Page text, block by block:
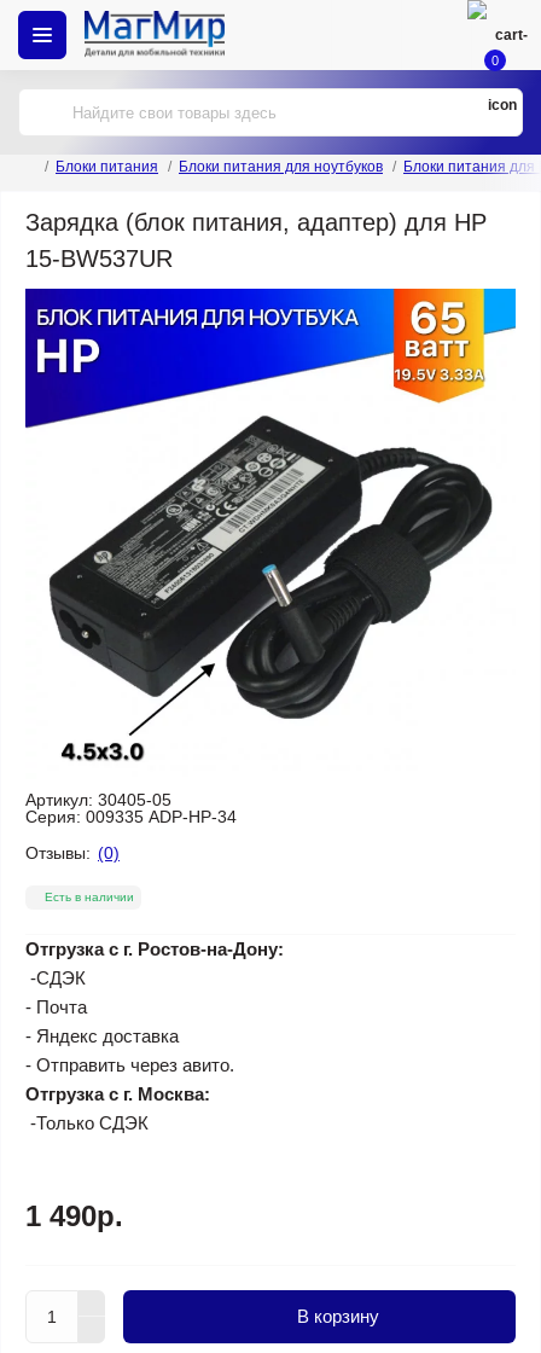
0
Блоки питания Блоки питания для ноутбуков Блоки питания для
Зарядка (блок питания, адаптер) для HP
15-BW537UR
Артикул: 30405-05
Серия: 009335 ADP-HP-34
Отзывы: (0)
Есть в наличии
Отгрузка с г. Ростов-на-Дону:
-СДЭК
- Почта
- Яндекс доставка
- Отправить через авито.
Отгрузка с г. Москва:
-Только СДЭК
1 490р.
В корзину